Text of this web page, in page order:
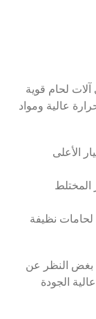
لحام قوية
عالية ومواد
المختلط
نظيفة
بغض النظر عن
الجودة